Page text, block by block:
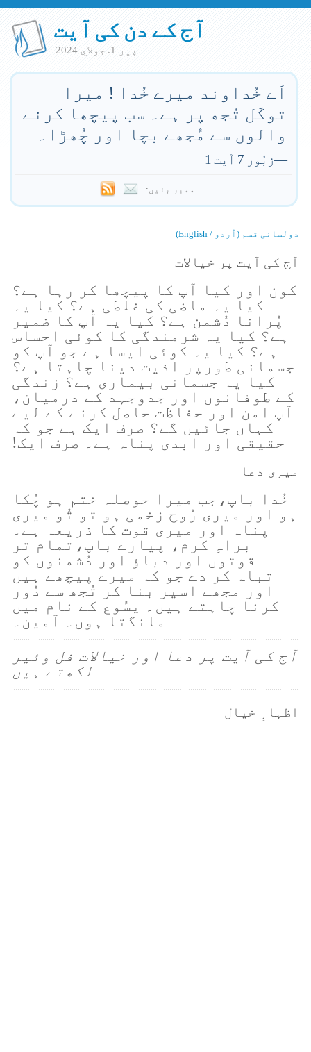
آج کے دن کی آیت
پير 1. جولاي 2024
اَے خُداوند میرے خُدا ! میرا
توکّل تُجھ پر ہے۔ سب پیچھا کرنے
والوں سے مُجھے بچا اور چُھڑا۔
—زبُور 7 آیت 1
ممبر بنیں:
دولسانی قسم (اُردو / English)
آج کی آیت پر خیالات
کون اور کیا آپ کا پیچھا کر رہا ہے؟
کیا یہ ماضی کی غلطی ہے؟ کیا یہ
پُرانا دُشمن ہے؟ کیا یہ آپ کا ضمیر
ہے؟ کیا یہ شرمندگی کا کوئی احساس
ہے؟ کیا یہ کوئی ایسا ہے جو آپ کو
جسمانی طورپر اذیت دینا چاہتا ہے؟
کیا یہ جسمانی بیماری ہے؟ زندگی
کے طوفانوں اور جدوجہد کے درمیان،
آپ امن اور حفاظت حاصل کرنے کے لیے
کہاں جائیں گے؟ صرف ایک ہے جو کہ
حقیقی اور ابدی پناہ ہے۔ صرف ایک!
میری دعا
خُدا باپ،جب میرا حوصلہ ختم ہو چُکا
ہو اور میری رُوح زخمی ہو تو تُو میری
پناہ اور میری قوت کا ذریعہ ہے۔
براہِ کرم، پیارے باپ،تمام تر
قوتوں اور دباؤ اور دُشمنوں کو
تباہ کر دے جو کہ میرے پیچھے ہیں
اور مجھے اسیر بنا کر تُجھ سے دُور
کرنا چاہتے ہیں۔ یسُوع کے نام میں
مانگتا ہوں۔ آمین۔
آج کی آیت پر دعا اور خیالات فل وئیر
لکھتے ہیں
اظہارِ خیال